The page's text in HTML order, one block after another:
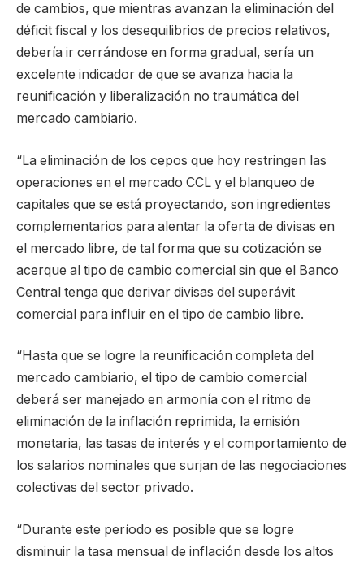
de cambios, que mientras avanzan la eliminación del
déficit fiscal y los desequilibrios de precios relativos,
debería ir cerrándose en forma gradual, sería un
excelente indicador de que se avanza hacia la
reunificación y liberalización no traumática del
mercado cambiario.
“La eliminación de los cepos que hoy restringen las
operaciones en el mercado CCL y el blanqueo de
capitales que se está proyectando, son ingredientes
complementarios para alentar la oferta de divisas en
el mercado libre, de tal forma que su cotización se
acerque al tipo de cambio comercial sin que el Banco
Central tenga que derivar divisas del superávit
comercial para influir en el tipo de cambio libre.
“Hasta que se logre la reunificación completa del
mercado cambiario, el tipo de cambio comercial
deberá ser manejado en armonía con el ritmo de
eliminación de la inflación reprimida, la emisión
monetaria, las tasas de interés y el comportamiento de
los salarios nominales que surjan de las negociaciones
colectivas del sector privado.
“Durante este período es posible que se logre
disminuir la tasa mensual de inflación desde los altos